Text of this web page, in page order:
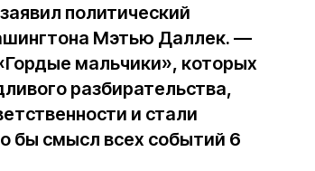
политический
Мэтью Даллек. —
мальчики», которых
разбирательства,
и стали
бы смысл всех событий 6